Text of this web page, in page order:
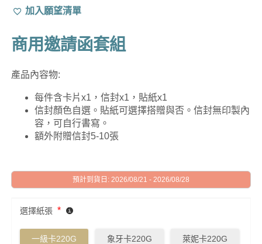
加入願望清單
商用邀請函套組
產品內容物:
每件含卡片x1，信封x1，貼紙x1
信封顏色自選。貼紙可選擇搭贈與否。信封無印製內
容，可自行書寫。
額外附贈信封5-10張
預計到貨日: 2026/08/21 - 2026/08/28
選擇紙張 *
一級卡220G 象牙卡220G 萊妮卡220G